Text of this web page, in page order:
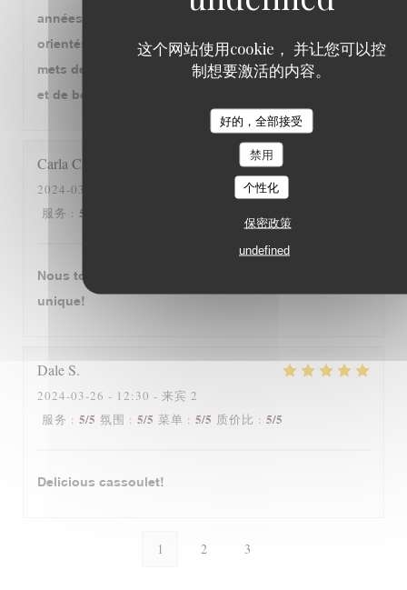
这个网站使用cookie， 并让您可以控
制想要激活的内容。
好的，全部接受
禁用
个性化
保密政策
undefined
années... Jolie carte avec des grands classiques
orientés vers le Sud Ouest, ample carte des vins,
mets de qualité, bien préparés et personnel aimable
et de bon conseil. Tout cela est déjà très généreux!
CarlaC
2024-03-28
服务 : 5
Nous tombons amourex de cette restaurant. C‘est
unique!
Dale S
2024-03-26 - 12:30 - 来宾 2
服务 : 5/5 氛围 : 5/5 菜单 : 5/5 质价比 : 5/5
Delicious cassoulet!
1 2 3